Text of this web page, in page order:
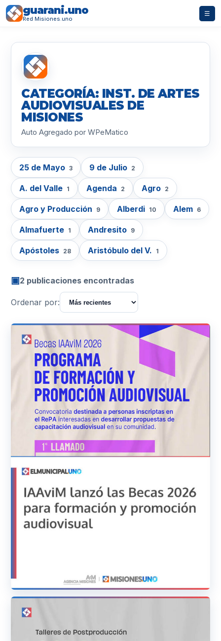
guarani.uno
Red Misiones.uno
☰
CATEGORÍA: INST. DE ARTES
AUDIOVISUALES DE
MISIONES
Auto Agregado por WPeMatico
25 de Mayo 3 9 de Julio 2
A. del Valle 1 Agenda 2 Agro 2
Agro y Producción 9 Alberdi 10 Alem 6
Almafuerte 1 Andresito 9
Apóstoles 28 Aristóbulo del V. 1
▣2 publicaciones encontradas
Ordenar por: